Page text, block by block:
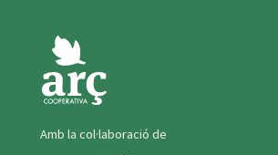
Amb la col·laboració de